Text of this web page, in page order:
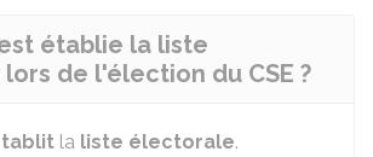
établie la liste
de l'élection du CSE ?
la liste électorale.